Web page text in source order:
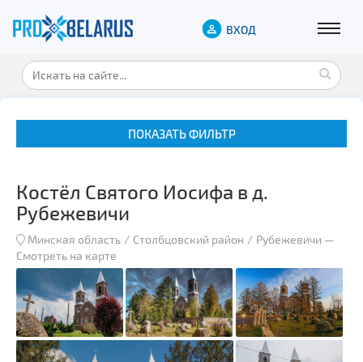
ВХОД
ПОКАЗАТЬ ФИЛЬТР
Замки и дворцы
Военная история
Гражданская архитектура
Костёл Святого Иосифа в д.
Рубежевичи
Минская область Столбцовский район Рубежевичи —
Смотреть на карте